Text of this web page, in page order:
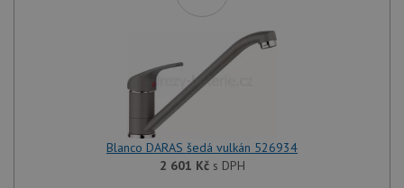
Blanco DARAS šedá vulkán 526934
2 601 Kčs DPH